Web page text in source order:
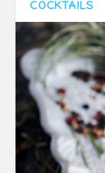
COCKTAILS